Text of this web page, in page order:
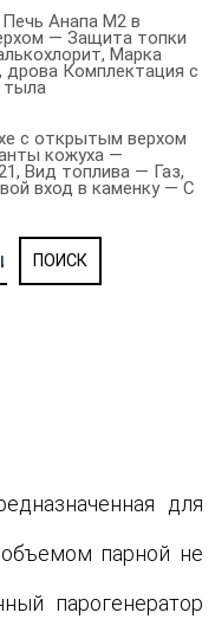
Анапа М2 в
— Защита топки
Марка
дрова Комплектация с
тыла
с открытым верхом
кожуха —
Вид топлива — Газ,
вход в каменку — С
для
парной не
парогенератор